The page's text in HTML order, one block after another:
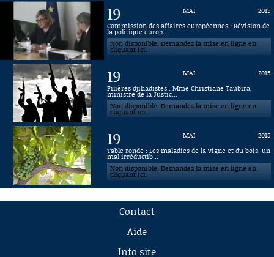
19 MAI
2015
Commission des affaires européennes : Révision de
la politique europ...
Non disponible. Demandez la mise en ligne en
cliquant ici.
19 MAI
2015
Filières djihadistes : Mme Christiane Taubira,
ministre de la Justic...
Non disponible. Demandez la mise en ligne en
cliquant ici.
19 MAI
2015
Table ronde : Les maladies de la vigne et du bois, un
mal irréductib...
Non disponible. Demandez la mise en ligne en
cliquant ici.
Contact
Aide
Info site